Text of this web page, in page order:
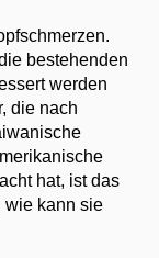
bestehenden
werden
die nach
hat, ist das
wie kann sie